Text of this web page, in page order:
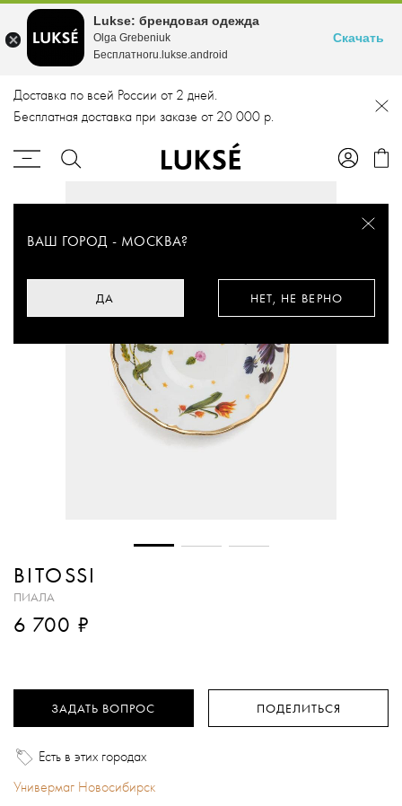
Доставка по всей России от 2 дней.
Бесплатная доставка при заказе от 20 000 р.
ВАШ ГОРОД - МОСКВА?
ДА НЕТ, НЕ ВЕРНО
BITOSSI
ПИАЛА
6 700 ₽
ЗАДАТЬ ВОПРОС ПОДЕЛИТЬСЯ
Есть в этих городах
Универмаг Новосибирск
Lukse: брендовая одежда
Olga Grebeniuk
Бесплатноru.lukse.android
Скачать